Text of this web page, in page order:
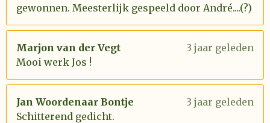
gewonnen. Meesterlijk gespeeld door André....(?)
Marjon van der Vegt
3 jaar geleden
Mooi werk Jos !
Jan Woordenaar Bontje
3 jaar geleden
Schitterend gedicht.